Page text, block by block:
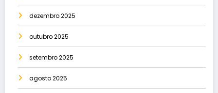
dezembro 2025
outubro 2025
setembro 2025
agosto 2025